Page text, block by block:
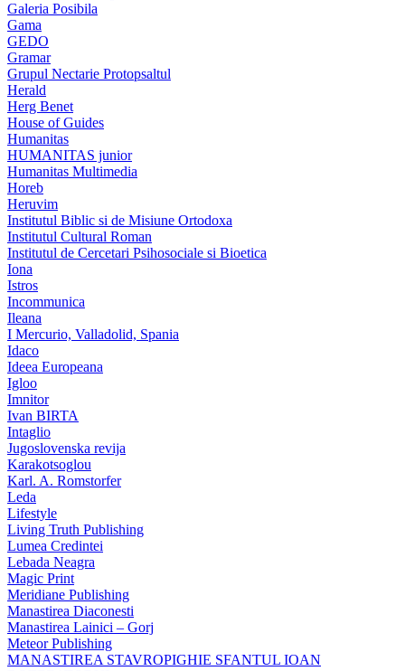
Galeria Posibila
Gama
GEDO
Gramar
Grupul Nectarie Protopsaltul
Herald
Herg Benet
House of Guides
Humanitas
HUMANITAS junior
Humanitas Multimedia
Horeb
Heruvim
Institutul Biblic si de Misiune Ortodoxa
Institutul Cultural Roman
Institutul de Cercetari Psihosociale si Bioetica
Iona
Istros
Incommunica
Ileana
I Mercurio, Valladolid, Spania
Idaco
Ideea Europeana
Igloo
Imnitor
Ivan BIRTA
Intaglio
Jugoslovenska revija
Karakotsoglou
Karl. A. Romstorfer
Leda
Lifestyle
Living Truth Publishing
Lumea Credintei
Lebada Neagra
Magic Print
Meridiane Publishing
Manastirea Diaconesti
Manastirea Lainici – Gorj
Meteor Publishing
MANASTIREA STAVROPIGHIE SFANTUL IOAN